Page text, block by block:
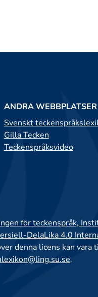
ANDRA WEBBPLATSER
Svenskt
Gilla Tecken
Teckenspråksvideo
för teckenspråk,
DelaLika 4.0
denna licens kan vara
.